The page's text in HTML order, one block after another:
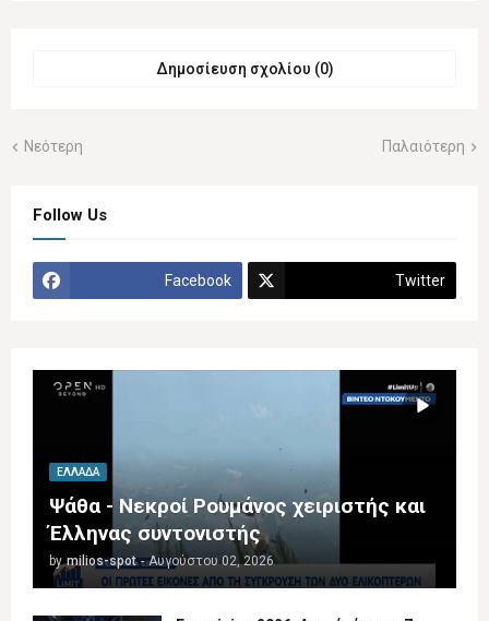
Δημοσίευση σχολίου (0)
Νεότερη Παλαιότερη
Follow Us
Facebook Twitter
ΕΛΛΆΔΑ
Ψάθα - Νεκροί Ρουμάνος χειριστής και
Έλληνας συντονιστής
by milios-spot - Αυγούστου 02, 2026